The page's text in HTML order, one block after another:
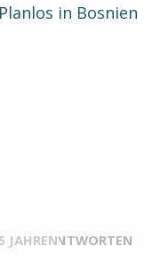
Planlos in Bosnien
JAHRENANTWORTEN